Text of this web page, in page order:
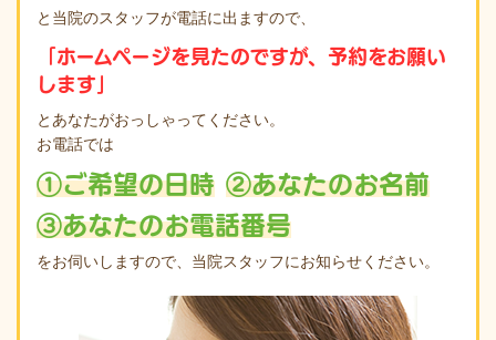
と当院のスタッフが電話に出ますので、
「ホームページを見たのですが、予約をお願い
します」
とあなたがおっしゃってください。
お電話では
①ご希望の日時 ②あなたのお名前
③あなたのお電話番号
をお伺いしますので、当院スタッフにお知らせください。